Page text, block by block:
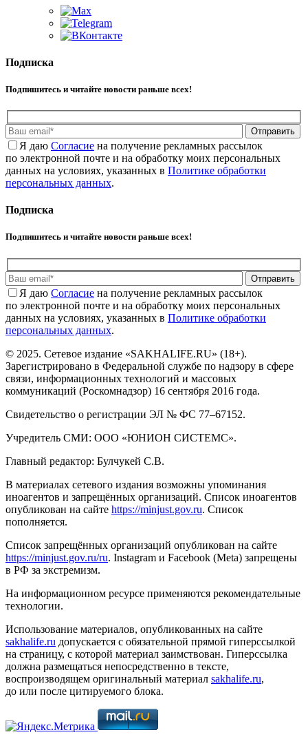
Подписка
Подпишитесь и читайте новости раньше всех!
Отправить
Я даю Cогласие на получение рекламных рассылок
по электронной почте и на обработку моих персональных
данных на условиях, указанных в Политике обработки
персональных данных.
Подписка
Подпишитесь и читайте новости раньше всех!
Отправить
Я даю Cогласие на получение рекламных рассылок
по электронной почте и на обработку моих персональных
данных на условиях, указанных в Политике обработки
персональных данных.
© 2025. Сетевое издание «SAKHALIFE.RU» (18+).
Зарегистрировано в Федеральной службе по надзору в сфере
связи, информационных технологий и массовых
коммуникаций (Роскомнадзор) 16 сентября 2016 года.
Свидетельство о регистрации ЭЛ № ФС 77–67152.
Учредитель СМИ: ООО «ЮНИОН СИСТЕМС».
Главный редактор: Булчукей С.В.
В материалах сетевого издания возможны упоминания
иноагентов и запрещённых организаций. Список иноагентов
опубликован на сайте https://minjust.gov.ru. Список
пополняется.
Список запрещённых организаций опубликован на сайте
https://minjust.gov.ru/ru. Instagram и Facebook (Metа) запрещены
в РФ за экстремизм.
На информационном ресурсе применяются рекомендательные
технологии.
Использование материалов, опубликованных на сайте
sakhalife.ru допускается с обязательной прямой гиперссылкой
на страницу, с которой материал заимствован. Гиперссылка
должна размещаться непосредственно в тексте,
воспроизводящем оригинальный материал sakhalife.ru,
до или после цитируемого блока.